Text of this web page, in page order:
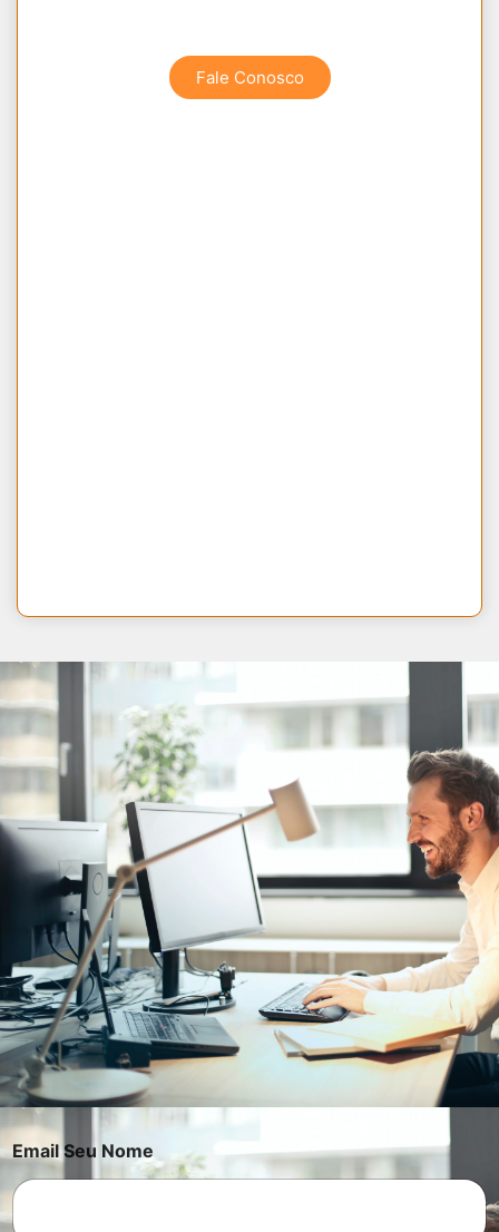
Fale Conosco
Email Seu Nome